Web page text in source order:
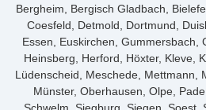
Bergheim, Bergisch Gladbach,
Coesfeld, Detmold, Dortmund,
Essen, Euskirchen, Gummersbach,
Heinsberg, Herford, Höxter, Kleve,
Lüdenscheid, Meschede, Mettmann,
Münster, Oberhausen, Olpe,